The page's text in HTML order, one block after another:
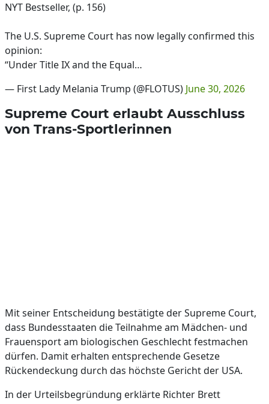
NYT Bestseller, (p. 156)
The U.S. Supreme Court has now legally confirmed this
opinion:
“Under Title IX and the Equal…
— First Lady Melania Trump (@FLOTUS) June 30, 2026
Supreme Court erlaubt Ausschluss
von Trans-Sportlerinnen
Mit seiner Entscheidung bestätigte der Supreme Court,
dass Bundesstaaten die Teilnahme am Mädchen- und
Frauensport am biologischen Geschlecht festmachen
dürfen. Damit erhalten entsprechende Gesetze
Rückendeckung durch das höchste Gericht der USA.
In der Urteilsbegründung erklärte Richter Brett